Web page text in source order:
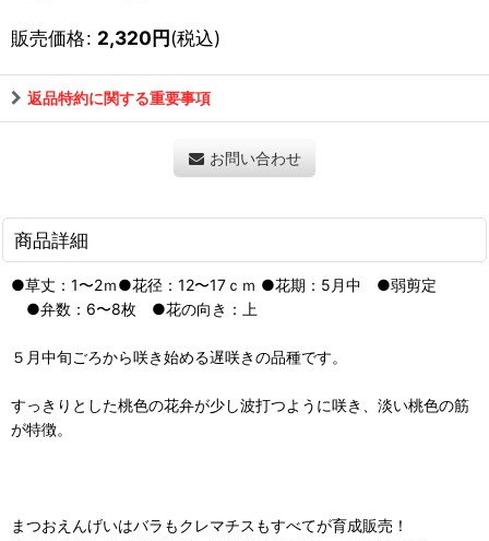
販売価格: 2,320円(税込)
返品特約に関する重要事項
お問い合わせ
商品詳細
●草丈：1〜2ｍ●花径：12〜17ｃｍ ●花期：5月中 ●弱剪定
●弁数：6〜8枚 ●花の向き：上
５月中旬ごろから咲き始める遅咲きの品種です。
すっきりとした桃色の花弁が少し波打つように咲き、淡い桃色の筋
が特徴。
まつおえんげいはバラもクレマチスもすべてが育成販売！